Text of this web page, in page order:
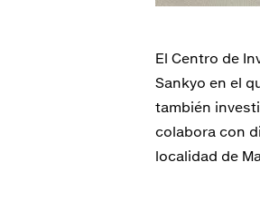
El Centro de
Sankyo en el
también
colabora con
localidad de